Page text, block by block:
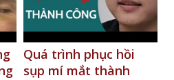
hồi
thành
Laotian with
nerve palsy